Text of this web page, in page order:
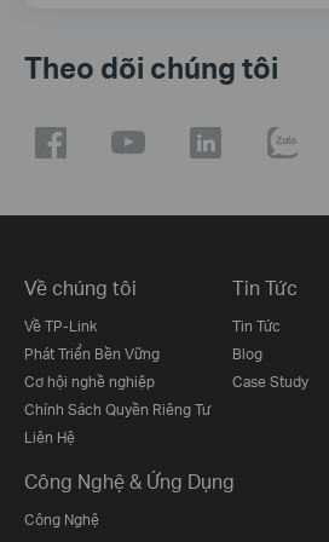
Theo dõi chúng tôi
Về chúng tôi
Về TP-Link
Phát Triển Bền Vững
Cơ hội nghề nghiệp
Chính Sách Quyền Riêng Tư
Liên Hệ
Tin Tức
Tin Tức
Blog
Case Study
Công Nghệ & Ứng Dụng
Công Nghệ